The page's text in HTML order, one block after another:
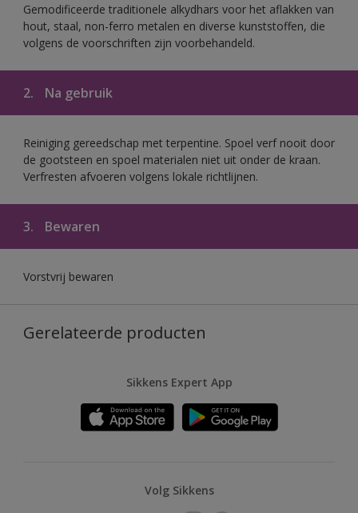
Gemodificeerde traditionele alkydhars voor het aflakken van
hout, staal, non-ferro metalen en diverse kunststoffen, die
volgens de voorschriften zijn voorbehandeld.
2. Na gebruik
Reiniging gereedschap met terpentine. Spoel verf nooit door
de gootsteen en spoel materialen niet uit onder de kraan.
Verfresten afvoeren volgens lokale richtlijnen.
3. Bewaren
Vorstvrij bewaren
Gerelateerde producten
Sikkens Expert App
Volg Sikkens